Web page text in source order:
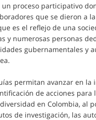
un proceso participativo
que se dieron a
es el reflejo de una
y numerosas personas
gubernamentales y
permitan avanzar en
de acciones
en Colombia, al
de investigación, las